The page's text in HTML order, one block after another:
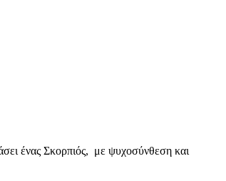
ένας Σκορπιός, με ψυχοσύνθεση και